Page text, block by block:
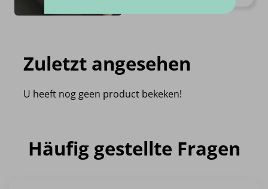
Zuletzt angesehen
U heeft nog geen product bekeken!
Häufig gestellte Fragen